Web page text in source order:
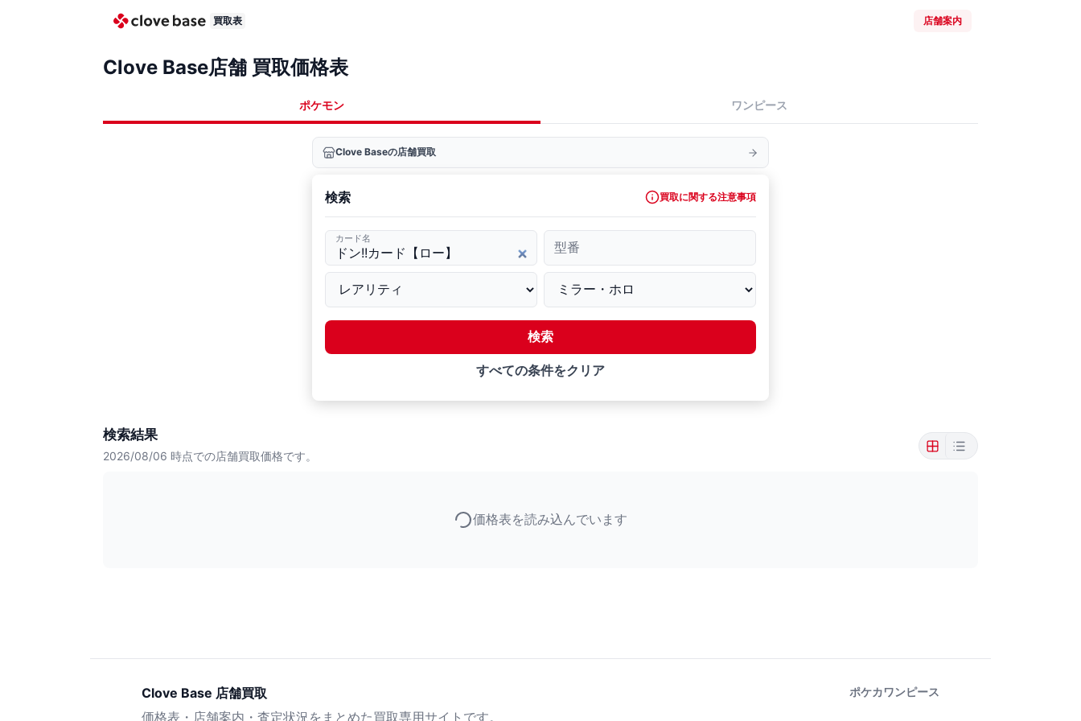
買取表 店舗案内
Clove Base店舗 買取価格表
ポケモン ワンピース
Clove Baseの店舗買取
検索 買取に関する注意事項
カード名
型番
検索
すべての条件をクリア
検索結果
2026/08/06 時点での店舗買取価格です。
価格表を読み込んでいます
Clove Base 店舗買取
価格表・店舗案内・査定状況をまとめた買取専用サイトです。
ポケカワンピース